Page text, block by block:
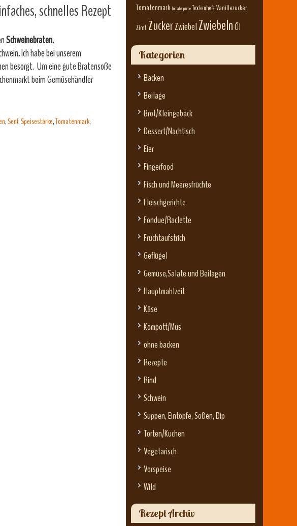
schnelles Rezept
Schweinebraten.
.Ich habe bei unserem
besorgt. Um eine gute Bratensoße
beim Gemüsehändler
,Senf,Speisestärke,Tomatenmark,
Tomatenmark Tomatenpüree Trockenhefe Vanillezucker
Zimt ZuckerZwiebelZwiebelnÖl
Kategorien
Backen
Beilage
Brot/Kleingebäck
Dessert/Nachtisch
Eier
Fingerfood
Fisch und Meeresfrüchte
Fleischgerichte
Fondue/Raclette
Fruchtaufstrich
Geflügel
Gemüse,Salate und Beilagen
Hauptmahlzeit
Käse
Kompott/Mus
ohne backen
Rezepte
Rind
Schwein
Suppen, Eintöpfe, Soßen, Dip
Torten/Kuchen
Vegetarisch
Vorspeise
Wild
Rezept Archiv